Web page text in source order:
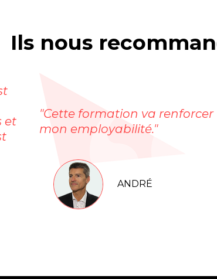
Ils nous
et
"Cette formation va renforcer
mon employabilité."
ANDRÉ